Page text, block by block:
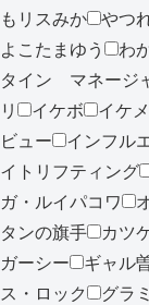
もリスみか
やつ
よこたまゆう
わ
タイン マネージ
リ
イケボ イケ
ビュー
インフル
イトリフティング
ガ・ルイパコワ
タンの旗手
カツ
ガーシー
ギャル
ス・ロック
グラ